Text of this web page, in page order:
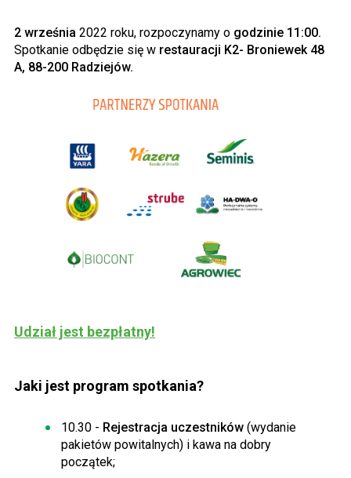
2 września 2022 roku, rozpoczynamy o godzinie 11:00.
Spotkanie odbędzie się w restauracji K2- Broniewek 48
A, 88-200 Radziejów.
Udział jest bezpłatny!
Jaki jest program spotkania?
10.30 - Rejestracja uczestników (wydanie
pakietów powitalnych) i kawa na dobry
początek;